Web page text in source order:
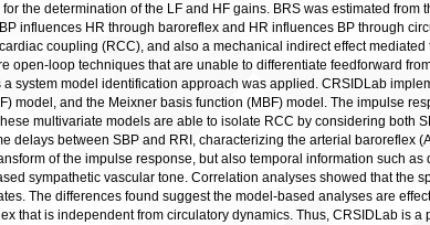
the determination of the LF and HF gains. BRS was estimated
influences HR through baroreflex and HR influences BP through
coupling (RCC), and also a mechanical indirect effect
open-loop techniques that are unable to differentiate feedforward
system model identification approach was applied. CRSIDLab
model, and the Meixner basis function (MBF) model. The impulse
multivariate models are able to isolate RCC by considering both
delays between SBP and RRI, characterizing the arterial
of the impulse response, but also temporal information such
sympathetic vascular tone. Correlation analyses showed that the
The differences found suggest the model-based analyses are
that is independent from circulatory dynamics. Thus, CRSIDLab is